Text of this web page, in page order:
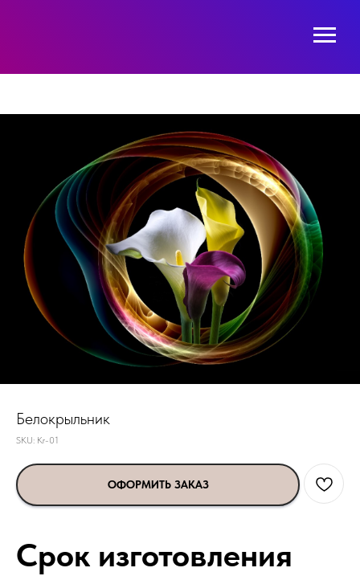
Белокрыльник
SKU: Kr-01
ОФОРМИТЬ ЗАКАЗ
Срок изготовления